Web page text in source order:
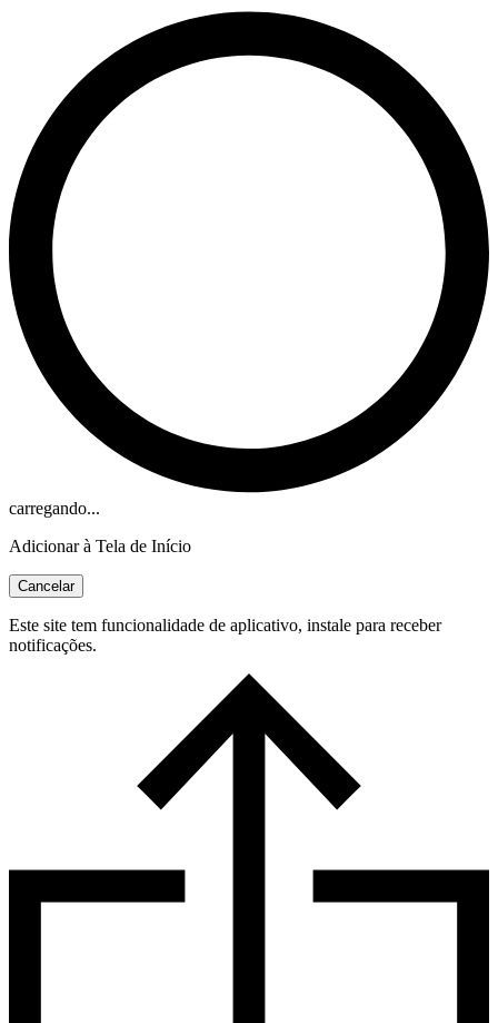
carregando...
Adicionar à Tela de Início
Cancelar
Este site tem funcionalidade de aplicativo, instale para receber
notificações.